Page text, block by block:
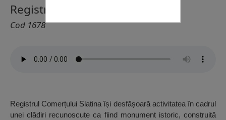
Registrul Comerțului, Slatina
Cod 1678
Registrul Comerțului Slatina își desfășoară activitatea în cadrul
unei clădiri recunoscute ca fiind monument istoric, construită